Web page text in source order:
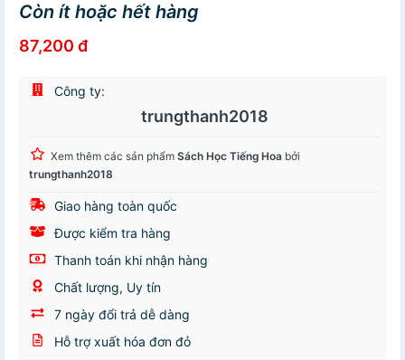
Còn ít hoặc hết hàng
87,200 đ
Công ty:
trungthanh2018
Xem thêm các sản phẩm Sách Học Tiếng Hoa bởi
trungthanh2018
Giao hàng toàn quốc
Được kiểm tra hàng
Thanh toán khi nhận hàng
Chất lượng, Uy tín
7 ngày đổi trả dễ dàng
Hỗ trợ xuất hóa đơn đỏ